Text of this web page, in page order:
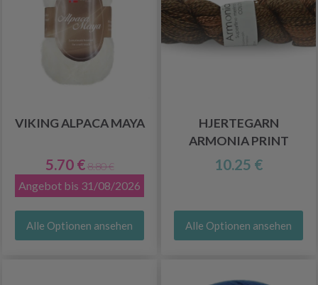
VIKING ALPACA MAYA
5.70 € 8.80 €
Angebot bis 31/08/2026
Alle Optionen ansehen
HJERTEGARN
ARMONIA PRINT
10.25 €
Alle Optionen ansehen